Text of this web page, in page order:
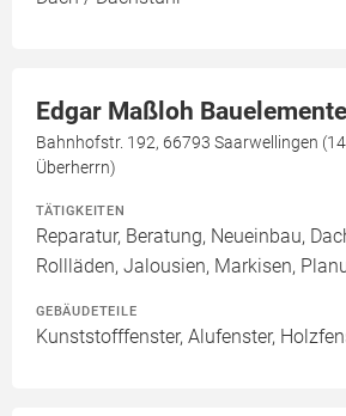
Edgar Maßloh Bauelemente
Bahnhofstr. 192, 66793 Saarwellingen
Überherrn)
TÄTIGKEITEN
Reparatur, Beratung, Neueinbau,
Rollläden, Jalousien, Markisen,
GEBÄUDETEILE
Kunststofffenster, Alufenster,